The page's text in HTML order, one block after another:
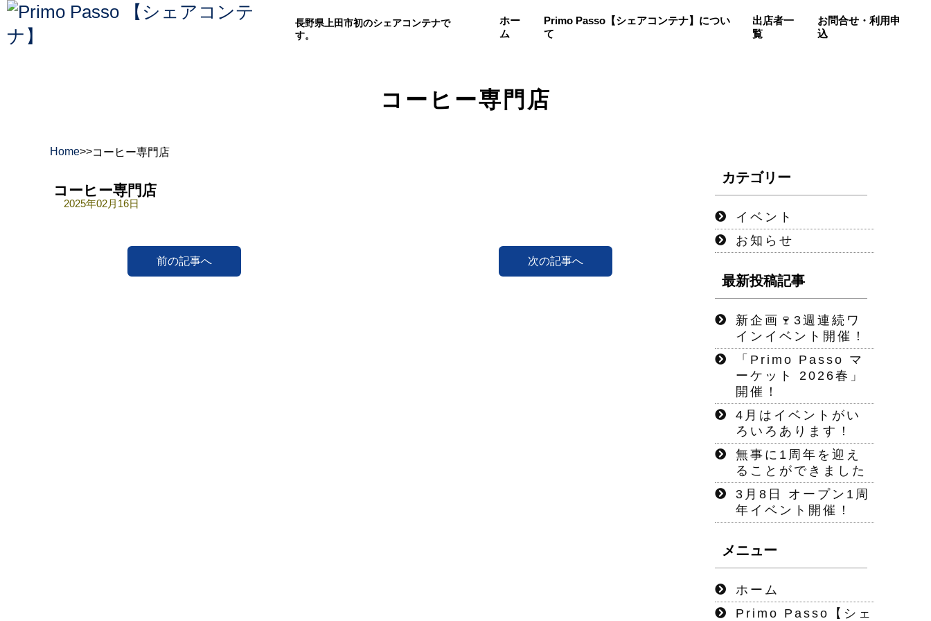
長野県上田市初のシェアコンテナで
す。
ホー
ム
Primo Passo【シェアコンテナ】につい
て
出店者一
覧
お問合せ・利用申
込
コーヒー専門店
Home>>コーヒー専門店
コーヒー専門店
2025年02月16日
前の記事へ 次の記事へ
カテゴリー
イベント
お知らせ
最新投稿記事
新企画🍷3週連続ワ
インイベント開催！
「Primo Passo マ
ーケット 2026春」
開催！
4月はイベントがい
ろいろあります！
無事に1周年を迎え
ることができました
3月8日 オープン1周
年イベント開催！
メニュー
ホーム
Primo Passo【シェ